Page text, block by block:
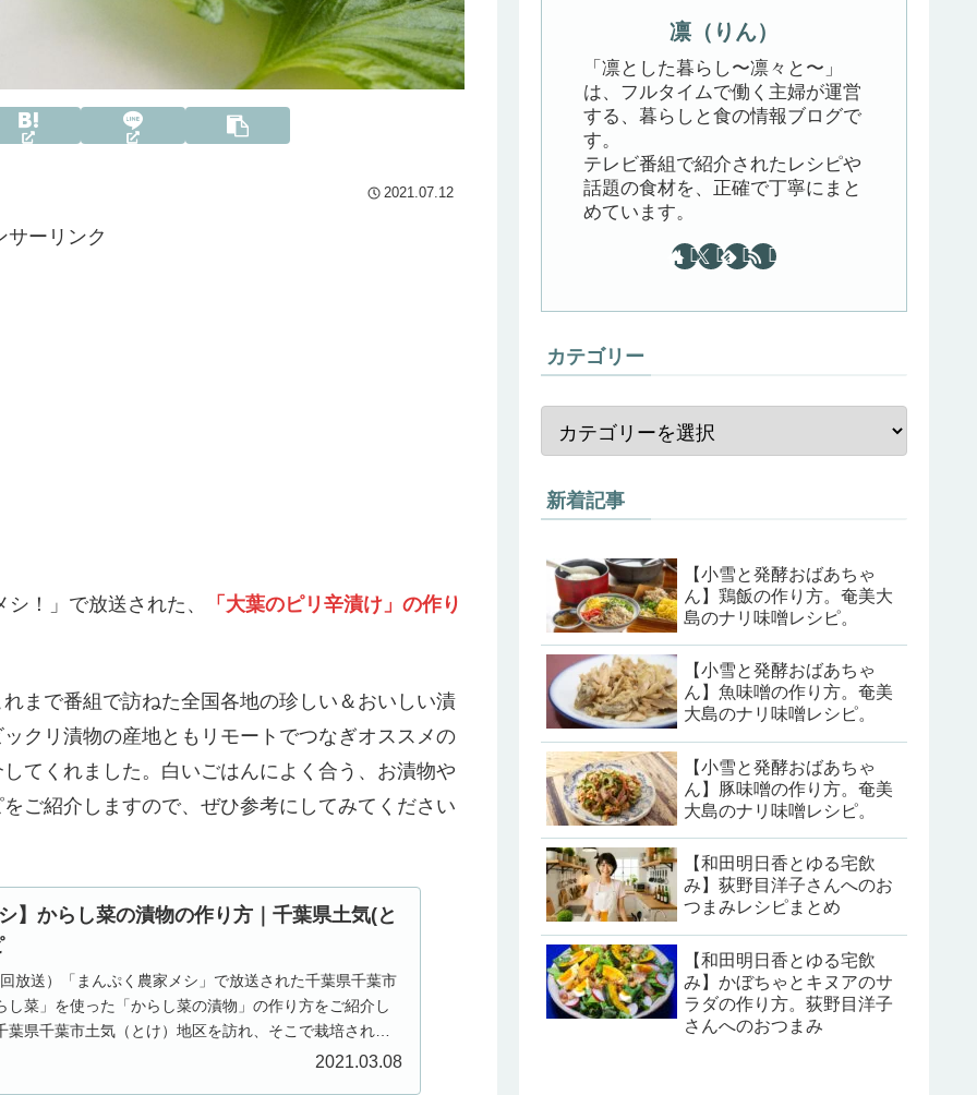
2021.07.12
サーリンク
！」で放送された、 「大葉のピリ辛漬け」の作り
まで番組で訪ねた全国各地の珍しい＆おいしい漬
クリ漬物の産地ともリモートでつなぎオススメの
てくれました。白いごはんによく合う、お漬物や
ご紹介しますので、ぜひ参考にしてみてください
】からし菜の漬物の作り方｜千葉県土気(と
放送）「まんぷく農家メシ」で放送された千葉県千葉市
し菜」を使った「からし菜の漬物」の作り方をご紹介し
葉県千葉市土気（とけ）地区を訪れ、そこで栽培されて
2021.03.08
凛（りん）
「凛とした暮らし〜凛々と〜」
は、フルタイムで働く主婦が運営
する、暮らしと食の情報ブログで
す。
テレビ番組で紹介されたレシピや
話題の食材を、正確で丁寧にまと
めています。
カテゴリー
新着記事
【小雪と発酵おばあちゃ
ん】鶏飯の作り方。奄美大
島のナリ味噌レシピ。
【小雪と発酵おばあちゃ
ん】魚味噌の作り方。奄美
大島のナリ味噌レシピ。
【小雪と発酵おばあちゃ
ん】豚味噌の作り方。奄美
大島のナリ味噌レシピ。
【和田明日香とゆる宅飲
み】荻野目洋子さんへのお
つまみレシピまとめ
【和田明日香とゆる宅飲
み】かぼちゃとキヌアのサ
ラダの作り方。荻野目洋子
さんへのおつまみ